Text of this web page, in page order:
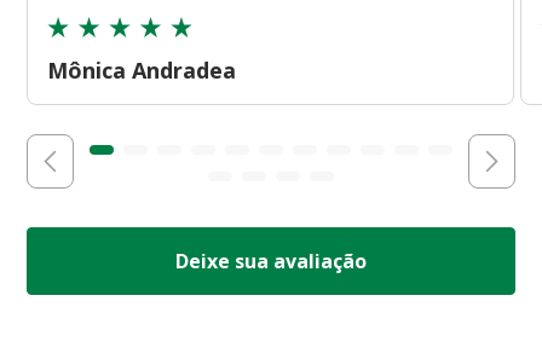
Mônica Andradea
Deixe sua avaliação